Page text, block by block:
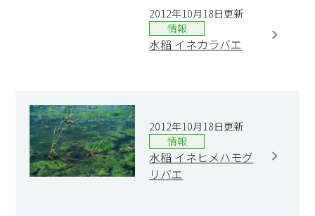
2012年10月18日更新
情報
水稲 イネカラバエ
2012年10月18日更新
情報
水稲 イネヒメハモグ
リバエ